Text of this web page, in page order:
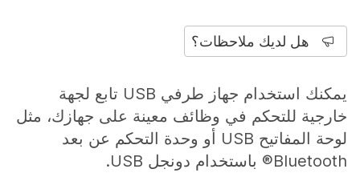
هل لديك ملاحظات؟
يمكنك استخدام جهاز طرفي USB تابع لجهة
خارجية للتحكم في وظائف معينة على جهازك، مثل
لوحة المفاتيح USB أو وحدة التحكم عن بعد
Bluetooth® باستخدام دونجل USB.